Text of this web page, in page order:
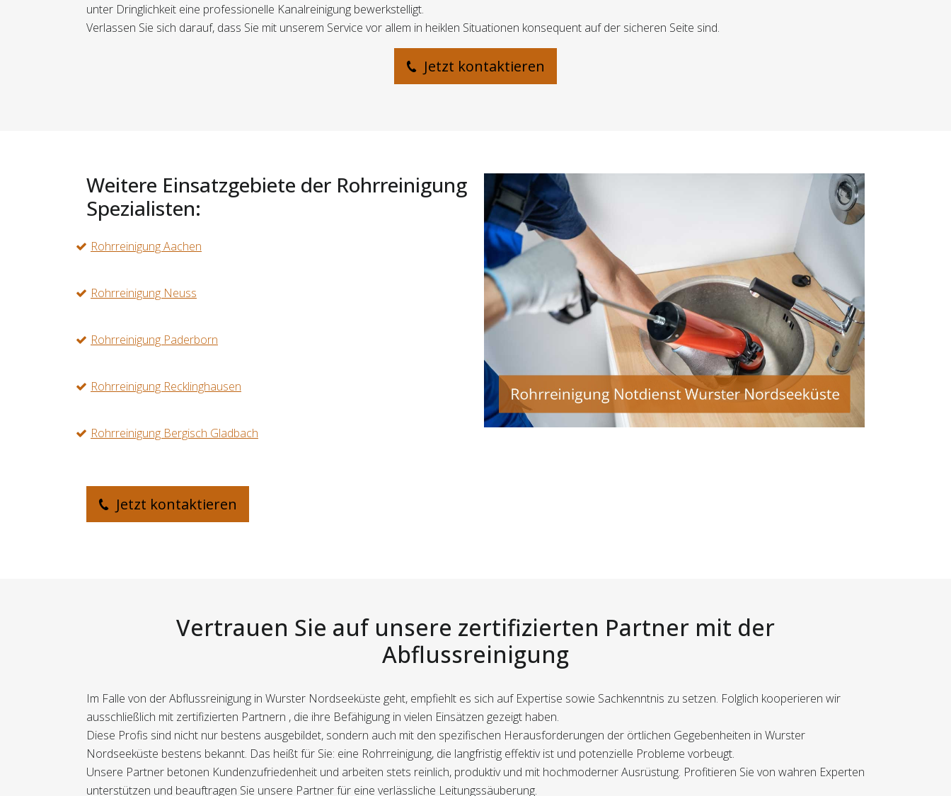
unter Dringlichkeit eine professionelle Kanalreinigung bewerkstelligt.
Verlassen Sie sich darauf, dass Sie mit unserem Service vor allem in heiklen Situationen konsequent auf der sicheren Seite sind.
Jetzt kontaktieren
Weitere Einsatzgebiete der Rohrreinigung
Spezialisten:
Rohrreinigung Aachen
Rohrreinigung Neuss
Rohrreinigung Paderborn
Rohrreinigung Recklinghausen
Rohrreinigung Bergisch Gladbach
Jetzt kontaktieren
Vertrauen Sie auf unsere zertifizierten Partner mit der
Abflussreinigung
Im Falle von der Abflussreinigung in Wurster Nordseeküste geht, empfiehlt es sich auf Expertise sowie Sachkenntnis zu setzen. Folglich kooperieren wir
ausschließlich mit zertifizierten Partnern , die ihre Befähigung in vielen Einsätzen gezeigt haben.
Diese Profis sind nicht nur bestens ausgebildet, sondern auch mit den spezifischen Herausforderungen der örtlichen Gegebenheiten in Wurster
Nordseeküste bestens bekannt. Das heißt für Sie: eine Rohrreinigung, die langfristig effektiv ist und potenzielle Probleme vorbeugt.
Unsere Partner betonen Kundenzufriedenheit und arbeiten stets reinlich, produktiv und mit hochmoderner Ausrüstung. Profitieren Sie von wahren Experten
unterstützen und beauftragen Sie unsere Partner für eine verlässliche Leitungssäuberung.